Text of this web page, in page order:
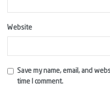
Website
Save my name, email, and
time I comment.